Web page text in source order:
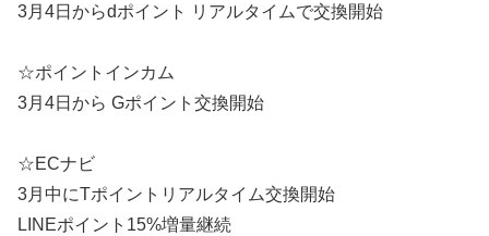
3月4日からdポイント リアルタイムで交換開始
☆ポイントインカム
3月4日から Gポイント交換開始
☆ECナビ
3月中にTポイントリアルタイム交換開始
LINEポイント15%増量継続